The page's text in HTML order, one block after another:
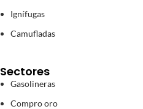
Ignífugas
Camufladas
Sectores
Gasolineras
Compro oro